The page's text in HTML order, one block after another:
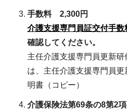
手数料 2,300円
介護支援専門員証交付手
確認してください。
主任介護支援専門員更新
は、主任介護支援専門員
明書（コピー）
介護保険法第69条の8第2